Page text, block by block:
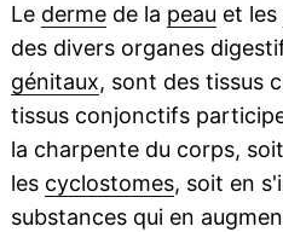
Le dermede la peau et les
des divers organes
génitaux, sont des tissus
tissus conjonctifs
la charpente du corps,
les cyclostomes, soit en
substances qui en